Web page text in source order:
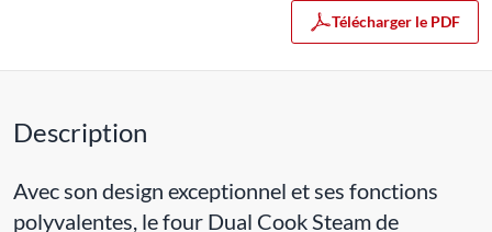
Télécharger le PDF
Description
Avec son design exceptionnel et ses fonctions
polyvalentes, le four Dual Cook Steam de